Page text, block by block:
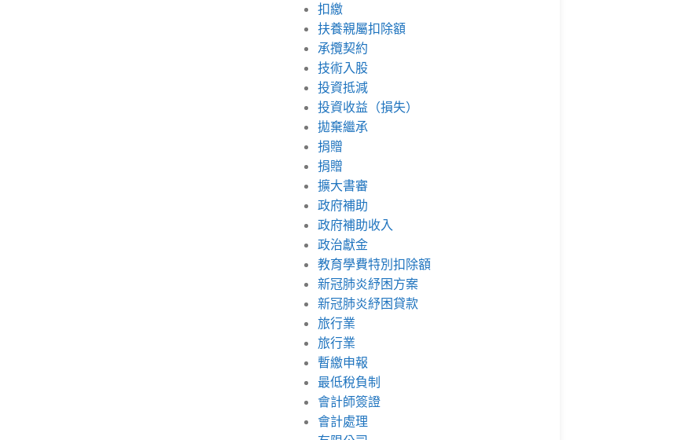
扣繳
扶養親屬扣除額
承攬契約
技術入股
投資抵減
投資收益（損失）
拋棄繼承
捐贈
捐贈
擴大書審
政府補助
政府補助收入
政治獻金
教育學費特別扣除額
新冠肺炎紓困方案
新冠肺炎紓困貸款
旅行業
旅行業
暫繳申報
最低稅負制
會計師簽證
會計處理